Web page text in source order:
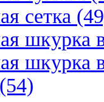
сетка
шкурка
шкурка